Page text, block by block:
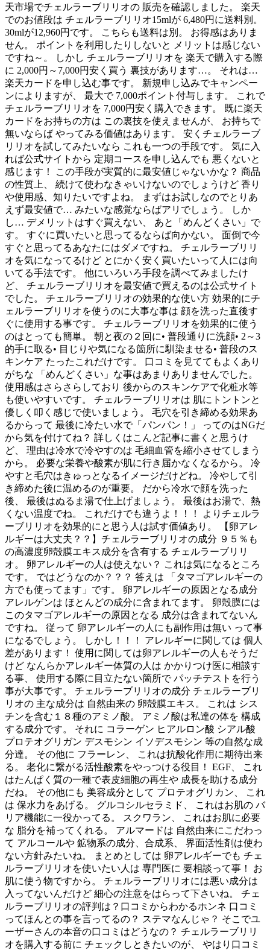
天市場でチェルラーブリリオの 販売を確認しました。 楽天
でのお値段は チェルラーブリリオ15mlが 6,480円に送料別。
30mlが12,960円です。 こちらも送料は別。 お得感はありま
せん。 ポイントを利用したりしないと メリットは感じない
ですね～。 しかし チェルラーブリリオを 楽天で購入する際
に 2,000円～7,000円安く買う 裏技があります…。 それは…
楽天カードを申し込む事です。 新規申し込みでキャンペー
ンによりますが、 最大で 7,000ポイント付与します。 これで
チェルラーブリリオを 7,000円安く購入できます。 既に楽天
カードをお持ちの方は この裏技を使えませんが、 お持ちで
無いならば やってみる価値はあります。 安くチェルラーブ
リリオを試してみたいなら これも一つの手段です。 気に入
れば公式サイトから 定期コースを申し込んでも 悪くないと
感じます！ この手段が実質的に最安値じゃないかな？ 商品
の性質上、 続けて使わなきゃいけないのでしょうけど 香り
や使用感、知りたいですよね。 まずはお試しなのでとりあ
えず最安値で… みたいな感覚ならばアリでしょう。 しか
し… デメリットはすぐ買えない、 あと「めんどくさい」で
す。 すぐに買いたいと思ってるならば向かない。 面倒で今
すぐと思ってるあなたにはダメですね。 チェルラーブリリ
オを気になってるけど とにかく安く買いたいって人には向
いてる手法です。 他にいろいろ手段を調べてみましたけ
ど、 チェルラーブリリオを最安値で買えるのは公式サイト
でした。 チェルラーブリリオの効果的な使い方 効果的にチ
ェルラーブリリオを使うのに大事な事は 顔を洗った直後す
ぐに使用する事です。 チェルラーブリリオを効果的に使う
のはとっても簡単。 朝と夜の２回に• 普段通りに洗顔• 2～3
的手に取る• 目じりや気になる箇所に馴染ませる• 普段のス
キンケア たったこれだけです。 口コミを見ててもよくあり
がちな 「めんどくさい」な事はあまりありませんでした。
使用感はさらさらしており 後からのスキンケアで化粧水等
も使いやすいです。 チェルラーブリリオは 肌にトントンと
優しく叩く感じで使いましょう。 毛穴を引き締める効果あ
るからって 最後に冷たい水で「パンパン！」 ってのはNGだ
から気を付けてね？ 詳しくはこんど記事に書くと思うけ
ど、 理由は冷水で冷やすのは 毛細血管を縮小させてしまう
から。 必要な栄養や酸素が肌に行き届かなくなるから。 冷
やすと毛穴はきゅっとなるイメージだけどね。 冷やして引
き締めた後に温めるのが重要。 だから冷水で顔を洗った
後、 最後はぬるま湯で仕上げましょう。 最後はお湯で、熱
くない温度でね。 これだけでも違うよ！！！ よりチェルラ
ーブリリオを効果的にと思う人は試す価値あり。 【卵アレ
ルギーは大丈夫？？】チェルラーブリリオの成分 ９５％も
の高濃度卵殻膜エキス成分を含有する チェルラーブリリ
オ。 卵アレルギーの人は使えない？ これは気になるところ
です。 ではどうなのか？？？ 答えは 「タマゴアレルギーの
方でも使ってます」です。 卵アレルギーの原因となる成分
アレルゲンは ほとんどの成分に含まれてます。 卵殻膜には
このタマゴアレルギーの原因となる 成分は含まれてないん
ですね。 従って 卵アレルギーの人にも副作用は無い って事
になるでしょう。 しかし！！！ アレルギーに関しては 個人
差があります！ 使用に関しては卵アレルギーの人もそうだ
けど なんらかアレルギー体質の人は かかりつけ医に相談す
る事、 使用する際に目立たない箇所で パッチテストを行う
事が大事です。 チェルラーブリリオの成分 チェルラーブリ
リオの 主な成分は 自然由来の 卵殻膜エキス。 これは シス
チンを含む１８種のアミノ酸。 アミノ酸は私達の体を 構成
する成分です。 それに コラーゲン ヒアルロン酸 シアル酸
プロテオグリガン デスモシン イソデスモシン 等の自然な成
分達。 その他に フラーレン、 これは抗酸化作用に期待出来
る。 老化に繋がる活性酸素をやっつける役目！ EGF、 これ
はたんぱく質の一種で表皮細胞の再生や 成長を助ける成分
だね。 その他にも 美容成分として プロテオグリカン、 これ
は 保水力をあげる。 グルコシルセラミド、 これはお肌の バ
リア機能に一役かってる。 スクワラン、 これはお肌に必要
な 脂分を補ってくれる。 アルマードは 自然由来にこだわっ
て アルコールや 鉱物系の成分、合成系、 界面活性剤は使わ
ない方針みたいね。 まとめとしては 卵アレルギーでも チェ
ルラーブリリオを使いたい人は 専門医に 要相談って事！ お
肌に使う物ですから。 チェルラーブリリオには悪い成分は
入ってないんだけど 細心の注意をはらって下さいね。 チェ
ルラーブリリオの評判は？口コミからわかるホンネ 口コミ
ってほんとの事を言ってるの？ ステマなんじゃ？ そこでユ
ーザーさんの本音の口コミはどうなの？ チェルラーブリリ
オを購入する前に チェックしときたいのが、 やはり口コミ